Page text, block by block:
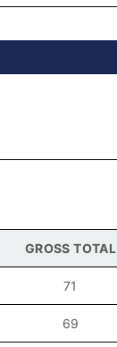
GROSS TOTAL
71
69